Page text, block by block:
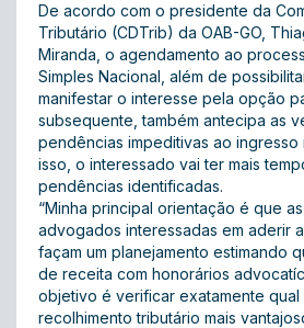
De acordo com o presidente da
Tributário (CDTrib) da OAB-GO,
Miranda, o agendamento ao
Simples Nacional, além de
manifestar o interesse pela opção
subsequente, também antecipa as
pendências impeditivas ao ingresso
isso, o interessado vai ter mais
pendências identificadas.
“Minha principal orientação é que
advogados interessadas em aderir
façam um planejamento estimando
de receita com honorários
objetivo é verificar exatamente
recolhimento tributário mais